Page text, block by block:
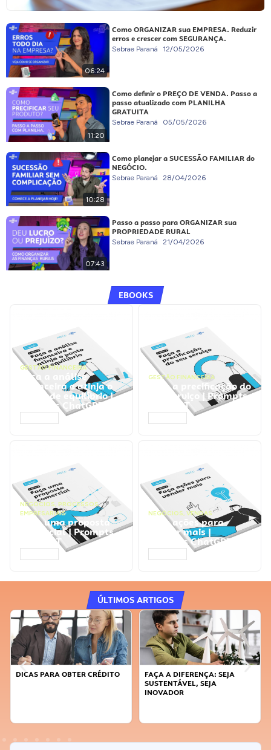
06:24
Como ORGANIZAR sua EMPRESA. Reduzir
erros e crescer com SEGURANÇA.
Sebrae Paraná 12/05/2026
11:20
Como definir o PREÇO DE VENDA. Passo a
passo atualizado com PLANILHA
GRATUITA
Sebrae Paraná 05/05/2026
10:28
Como planejar a SUCESSÃO FAMILIAR do
NEGÓCIO.
Sebrae Paraná 28/04/2026
07:43
Passo a passo para ORGANIZAR sua
PROPRIEDADE RURAL
Sebrae Paraná 21/04/2026
EBOOKS
GESTÃO FINANCEIRA
Faça a análise
financeira e atinja o
ponto de equilíbrio |
Prompts ChatGPT
GESTÃO FINANCEIRA
Faça a precificação do
seu serviço | Prompts
ChatGPT
NEGÓCIOS, PROCESSOS
EMPRESARIAIS
Faça uma proposta
comercial | Prompts
ChatGPT
NEGÓCIOS, VENDAS
Faça ações para
vender mais |
Prompts ChatGPT
ÚLTIMOS ARTIGOS
DICAS PARA OBTER CRÉDITO
FAÇA A DIFERENÇA: SEJA
SUSTENTÁVEL, SEJA
INOVADOR